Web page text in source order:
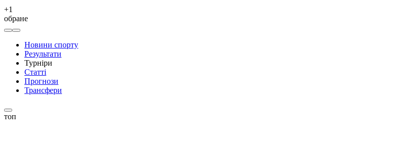
+1
обране
Новини спорту
Результати
Турніри
Статті
Прогнози
Трансфери
топ